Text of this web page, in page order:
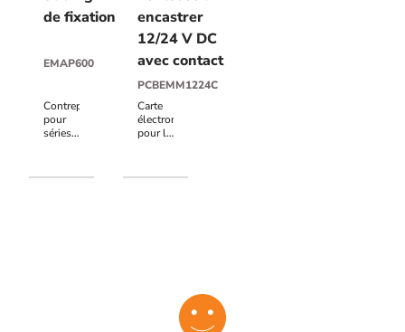
de fixation
EMAP600
Contreplaque
pour
séries
livrée
encastrer
12/24 V DC
avec contact
PCBEMM1224C
Carte
électronique
pour la
12/24V